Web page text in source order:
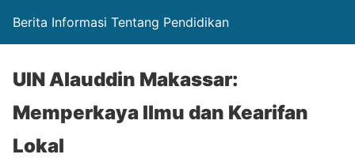
Berita Informasi Tentang Pendidikan
UIN Alauddin Makassar:
Memperkaya Ilmu dan Kearifan
Lokal